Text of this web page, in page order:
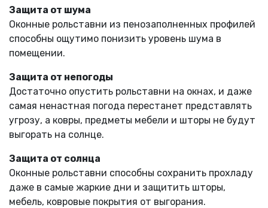
Защита от шума
Оконные рольставни из пенозаполненных профилей
способны ощутимо понизить уровень шума в
помещении.
Защита от непогоды
Достаточно опустить рольставни на окнах, и даже
самая ненастная погода перестанет представлять
угрозу, а ковры, предметы мебели и шторы не будут
выгорать на солнце.
Защита от солнца
Оконные рольставни способны сохранить прохладу
даже в самые жаркие дни и защитить шторы,
мебель, ковровые покрытия от выгорания.